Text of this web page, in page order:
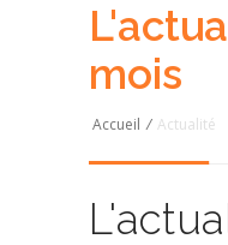
mois
Accueil / Actualité